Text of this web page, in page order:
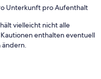
Unterkunft pro Aufenthalt
vielleicht nicht alle
enthalten eventuell